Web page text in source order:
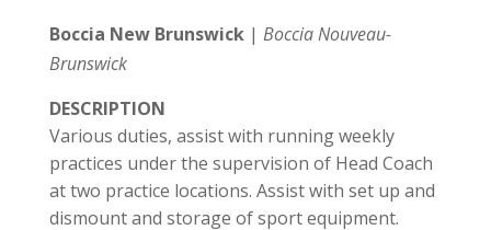
Boccia New Brunswick| Boccia Nouveau-
Brunswick
DESCRIPTION
Various duties, assist with running weekly
practices under the supervision of Head Coach
at two practice locations. Assist with set up and
dismount and storage of sport equipment.